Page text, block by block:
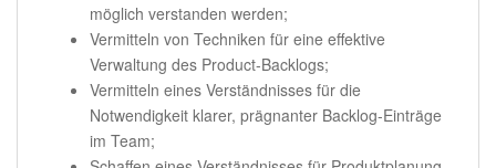
möglich verstanden werden;
Vermitteln von Techniken für eine effektive
Verwaltung des Product-Backlogs;
Vermitteln eines Verständnisses für die
Notwendigkeit klarer, prägnanter Backlog-Einträge
im Team;